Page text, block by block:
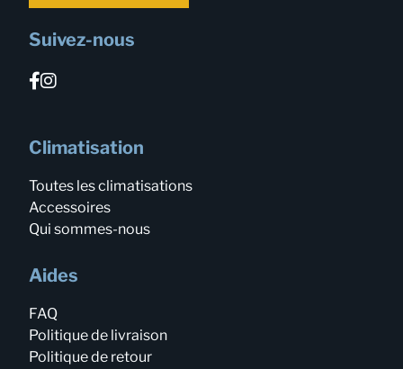
Suivez-nous
Climatisation
Toutes les climatisations
Accessoires
Qui sommes-nous
Aides
FAQ
Politique de livraison
Politique de retour